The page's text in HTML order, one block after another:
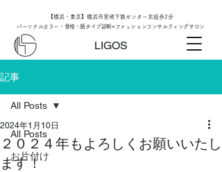
【横浜・東京】横浜市営地下鉄センター北徒歩2分
パーソナルカラー・骨格・顔タイプ診断×ファッションコンサルティングサロン
LIGOS
記事
All Posts
お片付け
All Posts
２０２４年もよろしくお願いいたし
ます！
2024年1月10日